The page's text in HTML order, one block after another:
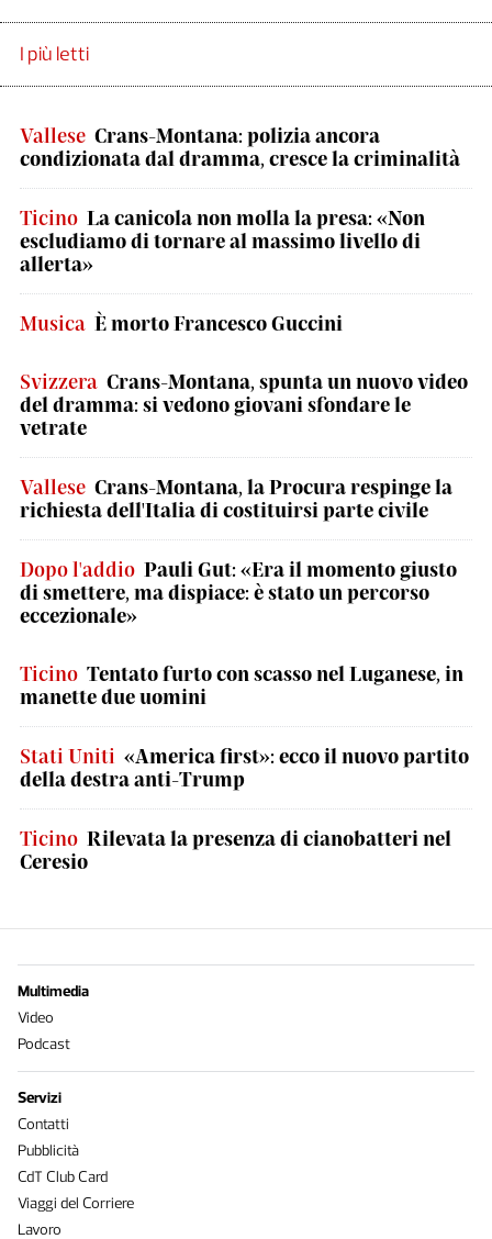
I più letti
Vallese Crans-Montana: polizia ancora
condizionata dal dramma, cresce la criminalità
Ticino La canicola non molla la presa: «Non
escludiamo di tornare al massimo livello di
allerta»
Musica È morto Francesco Guccini
Svizzera Crans-Montana, spunta un nuovo video
del dramma: si vedono giovani sfondare le
vetrate
Vallese Crans-Montana, la Procura respinge la
richiesta dell'Italia di costituirsi parte civile
Dopo l'addio Pauli Gut: «Era il momento giusto
di smettere, ma dispiace: è stato un percorso
eccezionale»
Ticino Tentato furto con scasso nel Luganese, in
manette due uomini
Stati Uniti «America first»: ecco il nuovo partito
della destra anti-Trump
Ticino Rilevata la presenza di cianobatteri nel
Ceresio
Multimedia
Video
Podcast
Servizi
Contatti
Pubblicità
CdT Club Card
Viaggi del Corriere
Lavoro